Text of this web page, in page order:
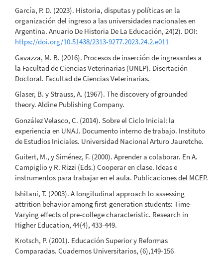
García, P. D. (2023). Historia, disputas y políticas en la
organización del ingreso a las universidades nacionales en
Argentina. Anuario De Historia De La Educación, 24(2). DOI:
https://doi.org/10.51438/2313-9277.2023.24.2.e011
Gavazza, M. B. (2016). Procesos de inserción de ingresantes a
la Facultad de Ciencias Veterinarias (UNLP). Disertación
Doctoral. Facultad de Ciencias Veterinarias.
Glaser, B. y Strauss, A. (1967). The discovery of grounded
theory. Aldine Publishing Company.
González Velasco, C. (2014). Sobre el Ciclo Inicial: la
experiencia en UNAJ. Documento interno de trabajo. Instituto
de Estudios Iniciales. Universidad Nacional Arturo Jauretche.
Guitert, M., y Siménez, F. (2000). Aprender a colaborar. En A.
Campiglio y R. Rizzi (Eds.) Cooperar en clase. Ideas e
instrumentos para trabajar en el aula. Publicaciones del MCEP.
Ishitani, T. (2003). A longitudinal approach to assessing
attrition behavior among first-generation students: Time-
Varying effects of pre-college characteristic. Research in
Higher Education, 44(4), 433-449.
Krotsch, P. (2001). Educación Superior y Reformas
Comparadas. Cuadernos Universitarios, (6),149-156